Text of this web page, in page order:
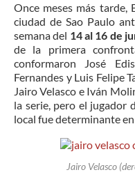
Once meses más tarde,
ciudad de Sao Paulo
semana del 14 al 16 de
de la primera
conformaron José
Fernandes y Luis Felipe
Jairo Velasco e Iván
la serie, pero el jugador
local fue determinante
Jairo Velasco